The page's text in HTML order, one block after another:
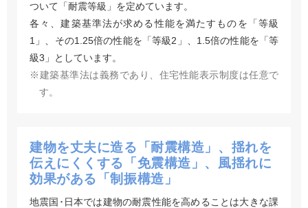
ついて「耐震等級」を定めています。
各々、建築基準法が求める性能を満たすものを「等級
1」、その1.25倍の性能を「等級2」、1.5倍の性能を「等
級3」としています。
※建築基準法は義務であり、住宅性能表示制度は任意で
す。
建物を丈夫に造る「耐震構造」、揺れを
伝えにくくする「免震構造」、風揺れに
効果がある「制振構造」
地震国･日本では建物の耐震性能を高めることは大きな課